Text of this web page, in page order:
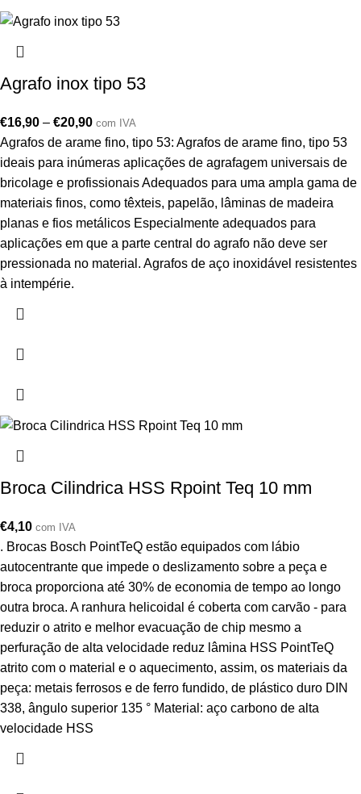
Agrafo inox tipo 53
€16,90 – €20,90 com IVA
Agrafos de arame fino, tipo 53: Agrafos de arame fino, tipo 53
ideais para inúmeras aplicações de agrafagem universais de
bricolage e profissionais Adequados para uma ampla gama de
materiais finos, como têxteis, papelão, lâminas de madeira
planas e fios metálicos Especialmente adequados para
aplicações em que a parte central do agrafo não deve ser
pressionada no material. Agrafos de aço inoxidável resistentes
à intempérie.
Broca Cilindrica HSS Rpoint Teq 10 mm
€4,10 com IVA
. Brocas Bosch PointTeQ estão equipados com lábio
autocentrante que impede o deslizamento sobre a peça e
broca proporciona até 30% de economia de tempo ao longo
outra broca. A ranhura helicoidal é coberta com carvão - para
reduzir o atrito e melhor evacuação de chip mesmo a
perfuração de alta velocidade reduz lâmina HSS PointTeQ
atrito com o material e o aquecimento, assim, os materiais da
peça: metais ferrosos e de ferro fundido, de plástico duro DIN
338, ângulo superior 135 ° Material: aço carbono de alta
velocidade HSS